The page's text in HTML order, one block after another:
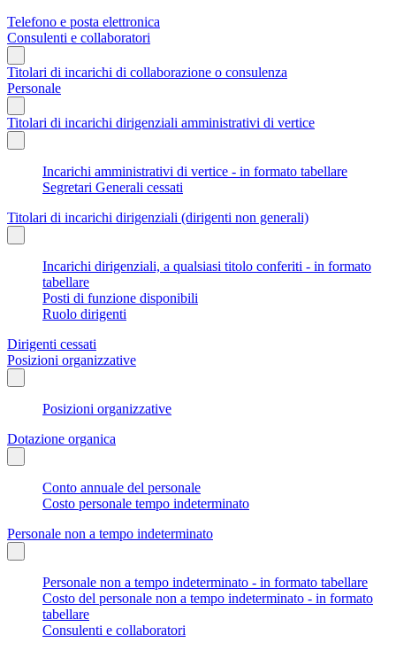
Telefono e posta elettronica
Consulenti e collaboratori
Titolari di incarichi di collaborazione o consulenza
Personale
Titolari di incarichi dirigenziali amministrativi di vertice
Incarichi amministrativi di vertice - in formato tabellare
Segretari Generali cessati
Titolari di incarichi dirigenziali (dirigenti non generali)
Incarichi dirigenziali, a qualsiasi titolo conferiti - in formato
tabellare
Posti di funzione disponibili
Ruolo dirigenti
Dirigenti cessati
Posizioni organizzative
Posizioni organizzative
Dotazione organica
Conto annuale del personale
Costo personale tempo indeterminato
Personale non a tempo indeterminato
Personale non a tempo indeterminato - in formato tabellare
Costo del personale non a tempo indeterminato - in formato
tabellare
Consulenti e collaboratori